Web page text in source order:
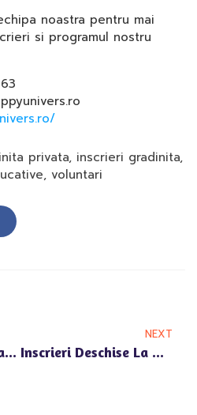
noastra pentru mai
si programul nostru
privata, inscrieri gradinita,
, voluntari
Turul Gradinitei Private Happy Univers Din Pipera: Un Mediu Sigur Si Creativ Pentru Copilul Tau
NEXT
Inscrieri Deschise La Gradinita Privata Happy Univers Pipera: Un Mediu Educational De Top Pentru Cei Mici